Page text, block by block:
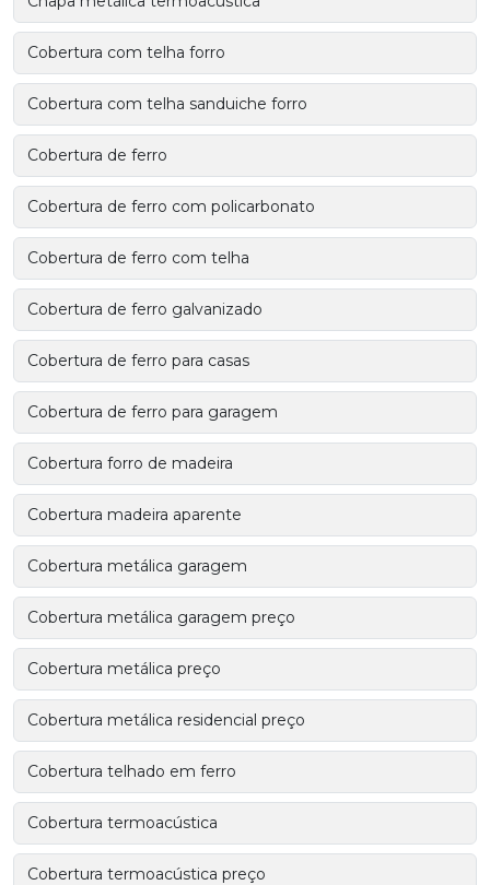
Cobertura com telha forro
Cobertura com telha sanduiche forro
Cobertura de ferro
Cobertura de ferro com policarbonato
Cobertura de ferro com telha
Cobertura de ferro galvanizado
Cobertura de ferro para casas
Cobertura de ferro para garagem
Cobertura forro de madeira
Cobertura madeira aparente
Cobertura metálica garagem
Cobertura metálica garagem preço
Cobertura metálica preço
Cobertura metálica residencial preço
Cobertura telhado em ferro
Cobertura termoacústica
Cobertura termoacústica preço